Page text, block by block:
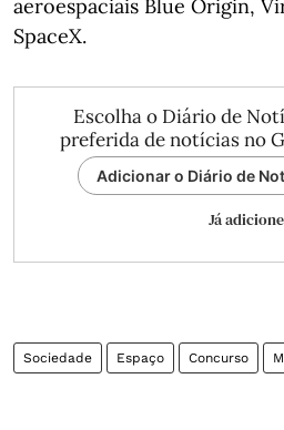
aeroespaciais Blue Origin,
SpaceX.
Escolha o Diário de
preferida de notícias no
Adicionar o Diário de
Já
Sociedade Espaço Concurso